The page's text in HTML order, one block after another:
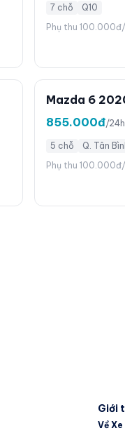
7 chỗ
Q10
Phụ thu
Mazda 6
855.000đ/24h
5 chỗ Q. Tân
Phụ thu
Giới
Về